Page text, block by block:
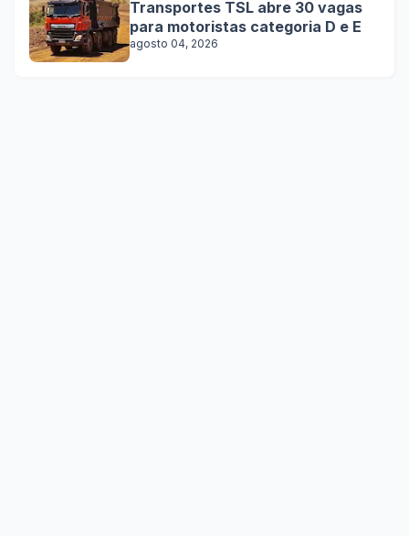
Transportes TSL abre 30 vagas
para motoristas categoria D e E
agosto 04, 2026